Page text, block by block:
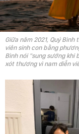
Giữa năm 2021, Quý
viên sinh con bằng
Bình nói "sung sướng khi
xót thương vì nam diễn